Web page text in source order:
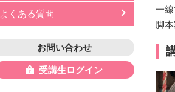
よくある質問
お問い合わせ
受講生ログイン
一
脚